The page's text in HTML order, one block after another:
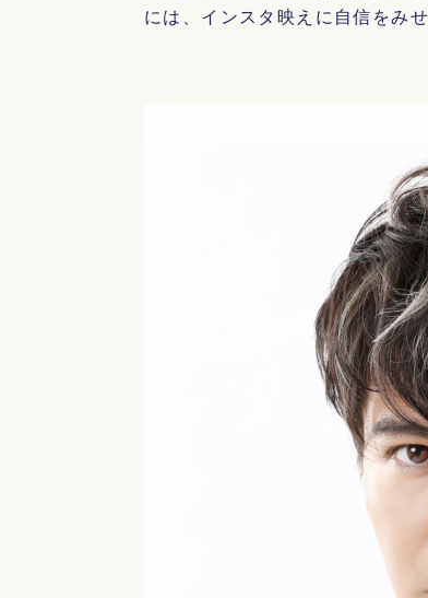
には、インスタ映えに自信をみ